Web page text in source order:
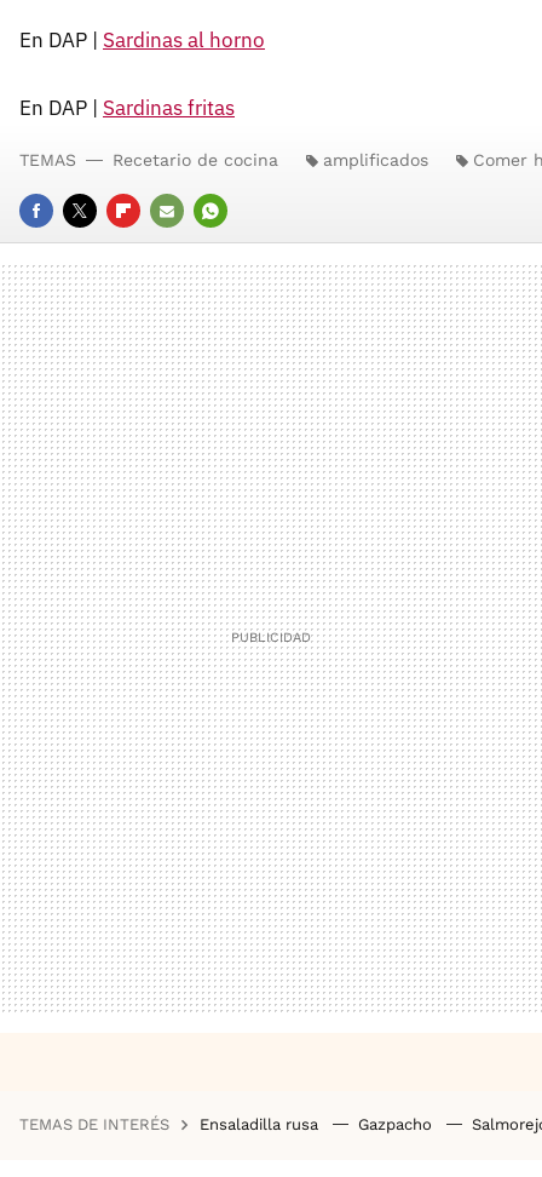
En DAP | Sardinas al horno
En DAP | Sardinas fritas
FACEBOOK
TWITTERFLIPBOARD
E-
MAIL
WHATSAPP
TEMAS Recetario de cocina amplificados Comer
TEMAS DE INTERÉS Ensaladilla rusa Gazpacho